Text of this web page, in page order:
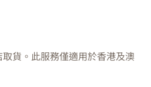
貨。此服務僅適用於香港及澳